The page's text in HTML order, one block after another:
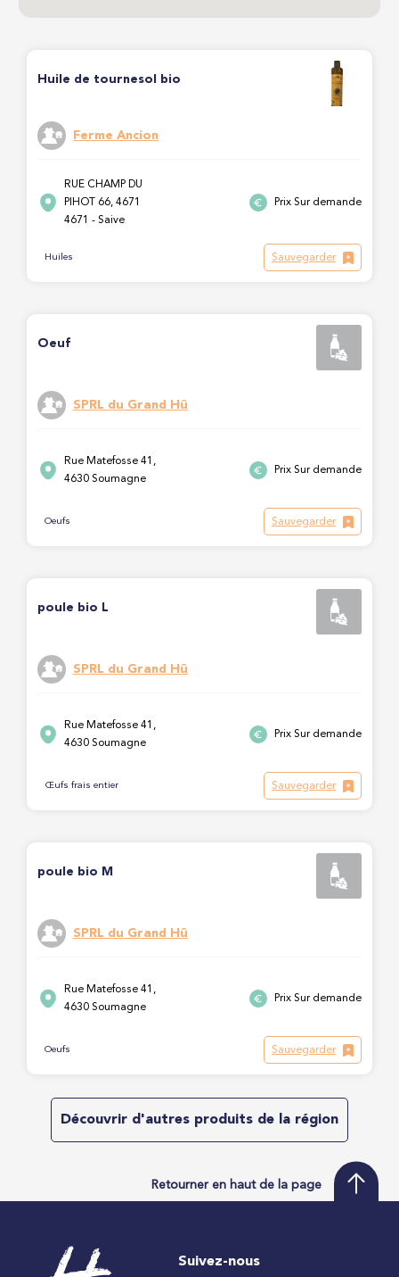
Huile de tournesol bio
Ferme Ancion
RUE CHAMP DU
PIHOT 66, 4671
4671 - Saive
Prix Sur demande
Huiles Sauvegarder
Oeuf
SPRL du Grand Hû
Rue Matefosse 41,
4630 Soumagne
Prix Sur demande
Oeufs Sauvegarder
poule bio L
SPRL du Grand Hû
Rue Matefosse 41,
4630 Soumagne
Prix Sur demande
Œufs frais entier Sauvegarder
poule bio M
SPRL du Grand Hû
Rue Matefosse 41,
4630 Soumagne
Prix Sur demande
Oeufs Sauvegarder
Découvrir d'autres produits de la région
Retourner en haut de la page
Suivez-nous